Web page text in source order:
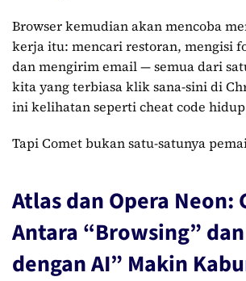
Browser kemudian akan mencoba
kerja itu: mencari restoran, mengisi
dan mengirim email — semua dari
kita yang terbiasa klik sana-sini di
ini kelihatan seperti cheat code
Tapi Comet bukan satu-satunya
Atlas dan Opera Neon:
Antara “Browsing”
dengan AI” Makin